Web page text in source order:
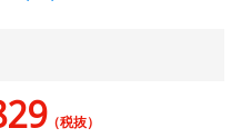
（税抜）